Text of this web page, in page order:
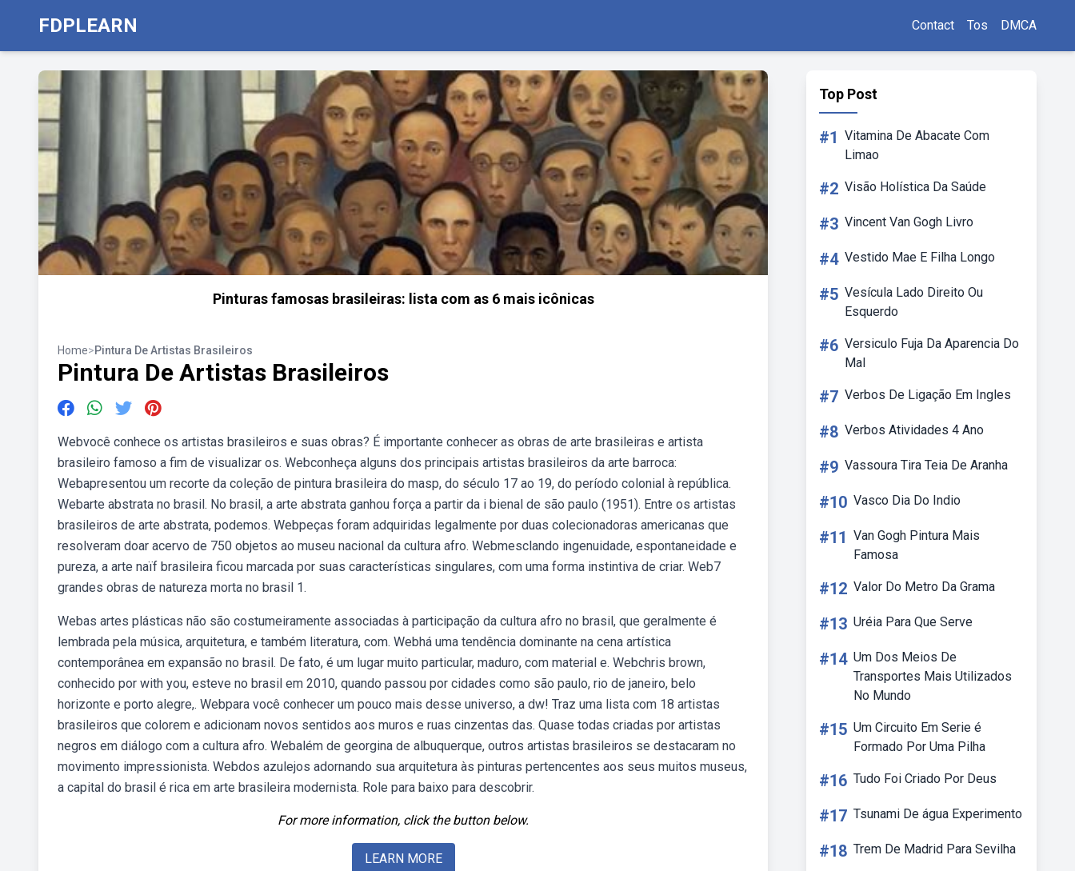
FDPLEARN Contact Tos DMCA
Pinturas famosas brasileiras: lista com as 6 mais icônicas
Home>Pintura De Artistas Brasileiros
Pintura De Artistas Brasileiros
Webvocê conhece os artistas brasileiros e suas obras? É importante conhecer as obras de arte brasileiras e artista
brasileiro famoso a fim de visualizar os. Webconheça alguns dos principais artistas brasileiros da arte barroca:
Webapresentou um recorte da coleção de pintura brasileira do masp, do século 17 ao 19, do período colonial à república.
Webarte abstrata no brasil. No brasil, a arte abstrata ganhou força a partir da i bienal de são paulo (1951). Entre os artistas
brasileiros de arte abstrata, podemos. Webpeças foram adquiridas legalmente por duas colecionadoras americanas que
resolveram doar acervo de 750 objetos ao museu nacional da cultura afro. Webmesclando ingenuidade, espontaneidade e
pureza, a arte naïf brasileira ficou marcada por suas características singulares, com uma forma instintiva de criar. Web7
grandes obras de natureza morta no brasil 1.
Webas artes plásticas não são costumeiramente associadas à participação da cultura afro no brasil, que geralmente é
lembrada pela música, arquitetura, e também literatura, com. Webhá uma tendência dominante na cena artística
contemporânea em expansão no brasil. De fato, é um lugar muito particular, maduro, com material e. Webchris brown,
conhecido por with you, esteve no brasil em 2010, quando passou por cidades como são paulo, rio de janeiro, belo
horizonte e porto alegre,. Webpara você conhecer um pouco mais desse universo, a dw! Traz uma lista com 18 artistas
brasileiros que colorem e adicionam novos sentidos aos muros e ruas cinzentas das. Quase todas criadas por artistas
negros em diálogo com a cultura afro. Webalém de georgina de albuquerque, outros artistas brasileiros se destacaram no
movimento impressionista. Webdos azulejos adornando sua arquitetura às pinturas pertencentes aos seus muitos museus,
a capital do brasil é rica em arte brasileira modernista. Role para baixo para descobrir.
For more information, click the button below.
LEARN MORE
Top Post
#1 Vitamina De Abacate Com
Limao
#2 Visão Holística Da Saúde
#3 Vincent Van Gogh Livro
#4 Vestido Mae E Filha Longo
#5 Vesícula Lado Direito Ou
Esquerdo
#6 Versiculo Fuja Da Aparencia Do
Mal
#7 Verbos De Ligação Em Ingles
#8 Verbos Atividades 4 Ano
#9 Vassoura Tira Teia De Aranha
#10 Vasco Dia Do Indio
#11 Van Gogh Pintura Mais
Famosa
#12 Valor Do Metro Da Grama
#13 Uréia Para Que Serve
#14 Um Dos Meios De
Transportes Mais Utilizados
No Mundo
#15 Um Circuito Em Serie é
Formado Por Uma Pilha
#16 Tudo Foi Criado Por Deus
#17 Tsunami De água Experimento
#18 Trem De Madrid Para Sevilha